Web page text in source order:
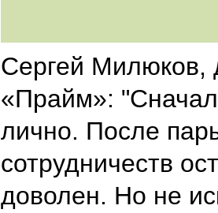
Сергей Милюков,
«Прайм»:
лично. После
сотрудничеств
доволен. Но не